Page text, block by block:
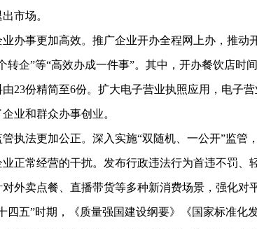
市场。
业办事更加高效。推广企业开办全程网上办，推动
转企”等“高效办成一件事”。其中，开办餐饮店时
23份精简至6份。扩大电子营业执照应用，电子
业和群众办事创业。
管执法更加公正。深入实施“双随机、一公开”监
业正常经营的干扰。发布行政违法行为首违不罚、
对外卖点餐、直播带货等多种新消费场景，强化对
四五”时期，《质量强国建设纲要》《国家标准化